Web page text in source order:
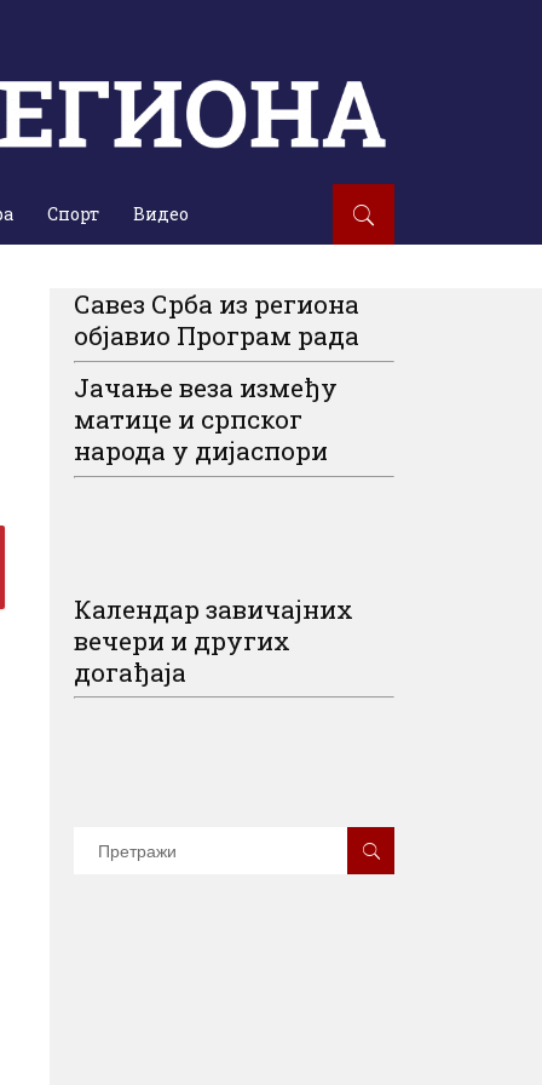
Спорт Видео
Савез Срба из региона
објавио Програм рада
Јачање веза између
матице и српског
народа у дијаспори
Календар завичајних
вечери и других
догађаја